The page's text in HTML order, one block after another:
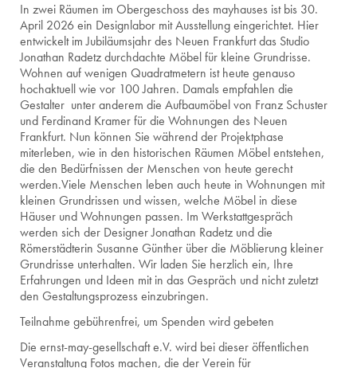
In zwei Räumen im Obergeschoss des mayhauses ist bis 30.
April 2026 ein Designlabor mit Ausstellung eingerichtet. Hier
entwickelt im Jubiläumsjahr des Neuen Frankfurt das Studio
Jonathan Radetz durchdachte Möbel für kleine Grundrisse.
Wohnen auf wenigen Quadratmetern ist heute genauso
hochaktuell wie vor 100 Jahren. Damals empfahlen die
Gestalter unter anderem die Aufbaumöbel von Franz Schuster
und Ferdinand Kramer für die Wohnungen des Neuen
Frankfurt. Nun können Sie während der Projektphase
miterleben, wie in den historischen Räumen Möbel entstehen,
die den Bedürfnissen der Menschen von heute gerecht
werden.Viele Menschen leben auch heute in Wohnungen mit
kleinen Grundrissen und wissen, welche Möbel in diese
Häuser und Wohnungen passen. Im Werkstattgespräch
werden sich der Designer Jonathan Radetz und die
Römerstädterin Susanne Günther über die Möblierung kleiner
Grundrisse unterhalten. Wir laden Sie herzlich ein, Ihre
Erfahrungen und Ideen mit in das Gespräch und nicht zuletzt
den Gestaltungsprozess einzubringen.
Teilnahme gebührenfrei, um Spenden wird gebeten
Die ernst-may-gesellschaft e.V. wird bei dieser öffentlichen
Veranstaltung Fotos machen, die der Verein für